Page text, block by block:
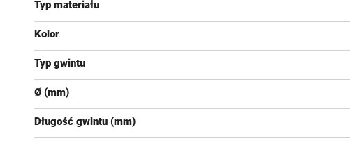
Typ materiału
Kolor
Typ gwintu
Ø (mm)
Długość gwintu (mm)